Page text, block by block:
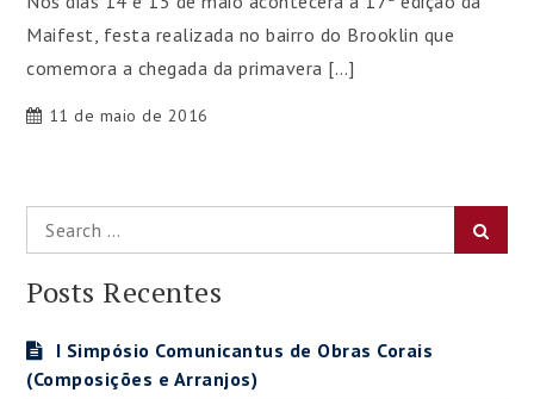
Maifest, festa realizada no bairro do Brooklin que
comemora a chegada da primavera […]
11 de maio de 2016
Search
for:
Posts Recentes
I Simpósio Comunicantus de Obras Corais
(Composições e Arranjos)